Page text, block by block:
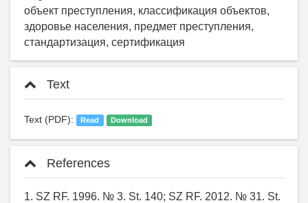
объект преступления, классификация объектов,
здоровье населения, предмет преступления,
стандартизация, сертификация
Text
Text (PDF): Read Download
References
1. SZ RF. 1996. № 3. St. 140; SZ RF. 2012. № 31. St.